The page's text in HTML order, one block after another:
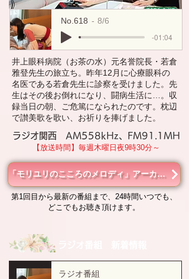
No.618 8/6
-01:04
井上眼科病院（お茶の水）元名誉院長・若倉
雅登先生の旅立ち。昨年12月に心療眼科の
名医である若倉先生に診察を受けました。先
生はその後お倒れになり、闘病生活に…。収
録当日の朝、ご危篤になられたのです。枕辺
で讃美歌を歌い、お祈りを捧げました。
ラジオ関西 AM558kHz、FM91.1MH
【放送時間】毎週木曜日夜9時30分～
「モリユリのこころのメロディ」アーカイブ
第1回目から最新の番組まで、24時間いつでも、
どこでもお聴き頂けます。
ラジオ番組